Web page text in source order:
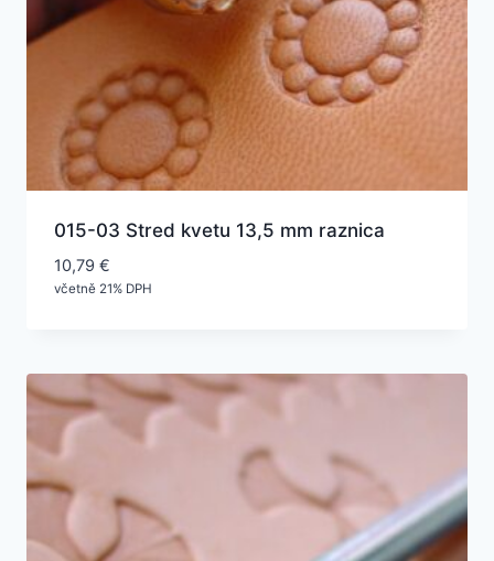
015-03 Stred kvetu 13,5 mm raznica
10,79 €
včetně 21% DPH